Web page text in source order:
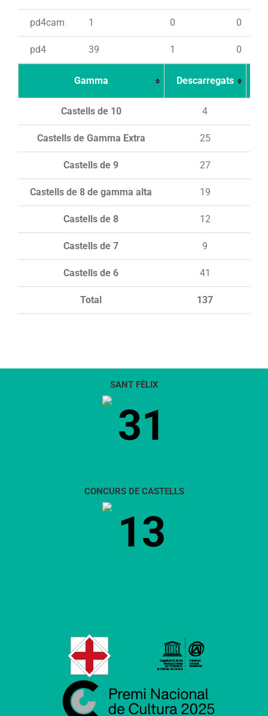
pd4cam 1 0 0
pd4 39 1 0
Gamma Descarregats
Total 137
Castells de 10 4
Castells de Gamma Extra 25
Castells de 9 27
Castells de 8 de gamma alta 19
Castells de 8 12
Castells de 7 9
Castells de 6 41
SANT FÈLIX
31
CONCURS DE CASTELLS
13